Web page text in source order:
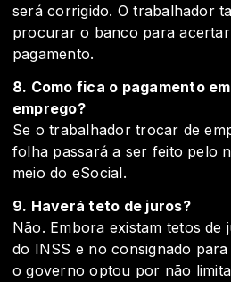
será corrigido. O trabalhador
procurar o banco para
pagamento.
8. Como fica o pagamento
emprego?
Se o trabalhador trocar de
folha passará a ser feito pelo
meio do eSocial.
9. Haverá teto de juros?
Não. Embora existam tetos de
do INSS e no consignado
o governo optou por não